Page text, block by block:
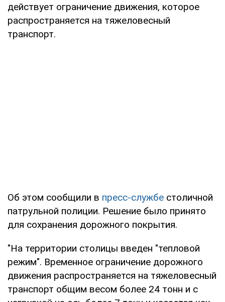
действует ограничение движения, которое
распространяется на тяжеловесный
транспорт.
Об этом сообщили в пресс-службе столичной
патрульной полиции. Решение было принято
для сохранения дорожного покрытия.
"На территории столицы введен "тепловой
режим". Временное ограничение дорожного
движения распространяется на тяжеловесный
транспорт общим весом более 24 тонн и с